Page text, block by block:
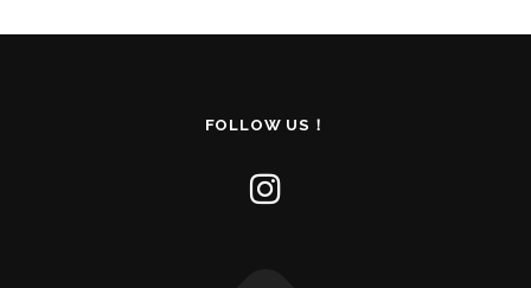
FOLLOW US！